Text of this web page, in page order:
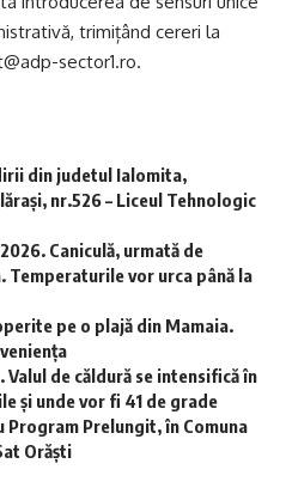
trimițând cereri la
sector1.ro.
din judetul Ialomita,
nr.526 – Liceul Tehnologic
Caniculă, urmată de
vor urca până la
pe o plajă din Mamaia.
de căldură se intensifică în
și unde vor fi 41 de grade
Program Prelungit, în Comuna
Orăști